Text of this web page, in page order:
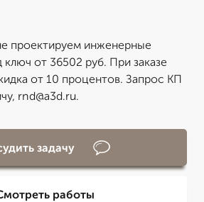
проектируем инженерные
от 36502 руб. При заказе
от 10 процентов. Запрос КП
rnd@a3d.ru.
задачу
работы